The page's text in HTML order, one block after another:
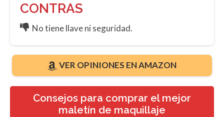
CONTRAS
No tiene llave ni seguridad.
VER OPINIONES EN AMAZON
Consejos para comprar el mejor
maletín de maquillaje